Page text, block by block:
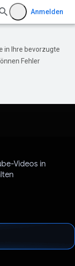
Anmelden
in Ihre bevorzugte
Fehler
Videos in